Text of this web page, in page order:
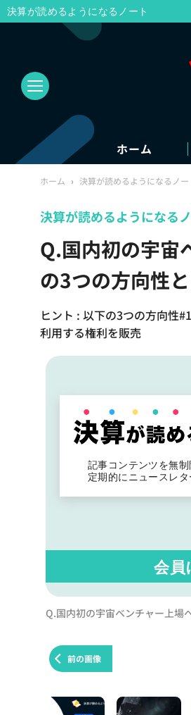
ホーム
ホーム › 決算が読めるようになるノー
Q.国内初の宇宙
の3つの方向性
ヒント : 以下の3つの方向
利用する権利を販売
決算が読めるようになる
記事コンテンツを無
定期的にニュースレ
会員
Q.国内初の宇宙ベンチャー上場
前の画像
決算が読めるようになるノート